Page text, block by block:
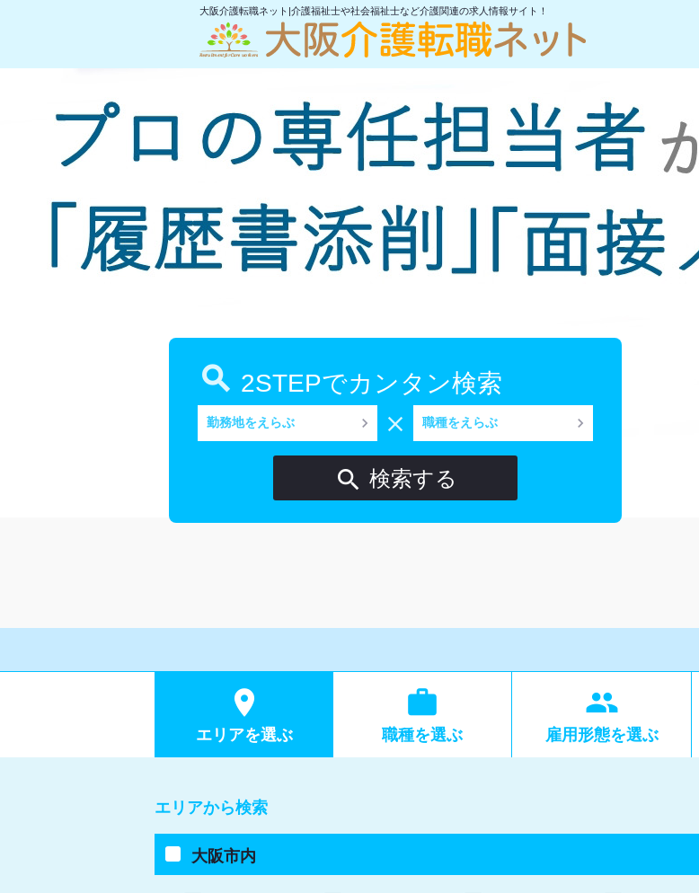
大阪介護転職ネット|介護福祉士や社会福祉士など介護関連の求人情報サイト！
 2STEPでカンタン検索
勤務地をえらぶ keyboard_arrow_right  職種をえらぶ keyboard_arrow_right
 検索する

エリアを選ぶ

職種を選ぶ
group
雇用形態を選ぶ
エリアから検索
大阪市内